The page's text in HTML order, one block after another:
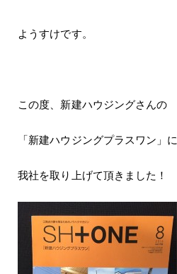
ようすけです。
この度、新建ハウジングさんの
「新建ハウジングプラスワン」に
我社を取り上げて頂きました！